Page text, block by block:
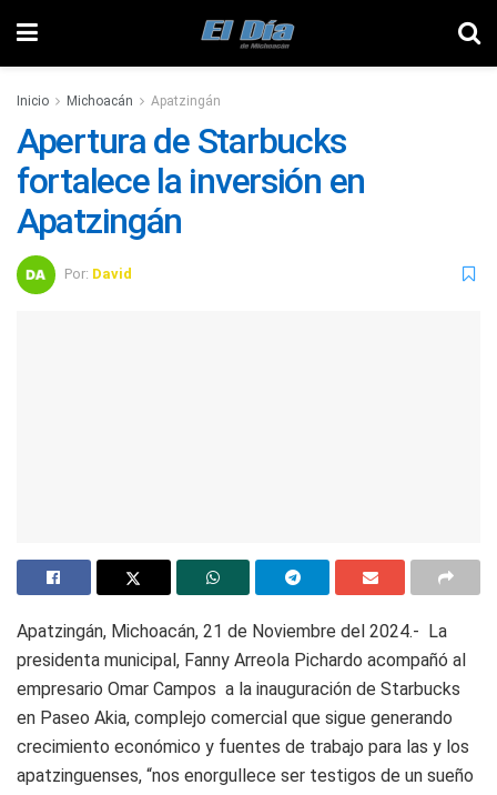
Inicio Michoacán Apatzingán
Apertura de Starbucks
fortalece la inversión en
Apatzingán
Por: David
Apatzingán, Michoacán, 21 de Noviembre del 2024.- La
presidenta municipal, Fanny Arreola Pichardo acompañó al
empresario Omar Campos a la inauguración de Starbucks
en Paseo Akia, complejo comercial que sigue generando
crecimiento económico y fuentes de trabajo para las y los
apatzinguenses, “nos enorgullece ser testigos de un sueño